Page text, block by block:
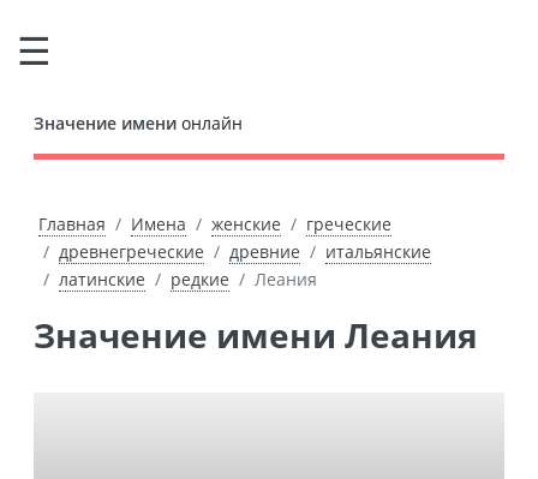
Значение имени онлайн
Главная Имена женские
греческие
древнегреческие
древние
итальянские
латинские
редкие Леания
Значение имени Леания